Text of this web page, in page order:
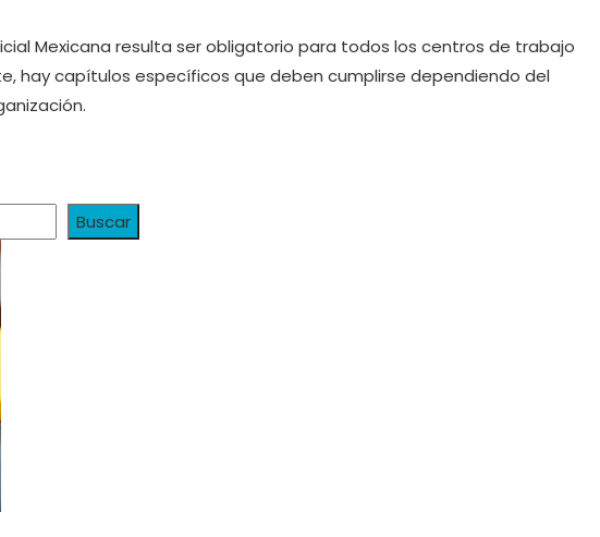
Mexicana resulta ser obligatorio para todos los centros de trabajo
hay capítulos específicos que deben cumplirse dependiendo del
Buscar